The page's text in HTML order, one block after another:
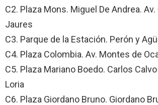
C2. Plaza Mons. Miguel De Andrea.
Jaures
C3. Parque de la Estación. Perón y
C4. Plaza Colombia. Av. Montes de
C5. Plaza Mariano Boedo. Carlos
Loria
C6. Plaza Giordano Bruno. Giordano